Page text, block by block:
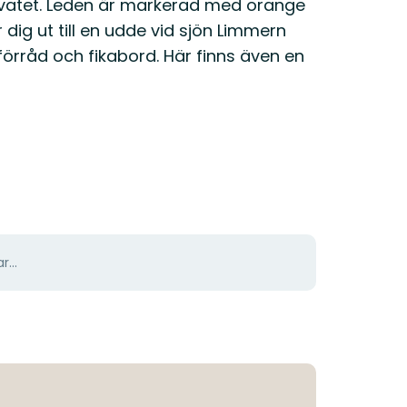
Leden är markerad med orange
ut till en udde vid sjön Limmern
och fikabord. Här finns även en